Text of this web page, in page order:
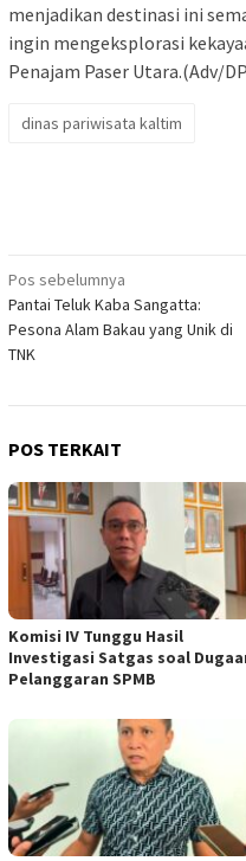
menjadikan destinasi ini
ingin mengeksplorasi
Penajam Paser Utara.(Adv/
dinas pariwisata kaltim
Navigasi
pos
Pos sebelumnya
Pantai Teluk Kaba Sangatta:
Pesona Alam Bakau yang Unik di
TNK
POS TERKAIT
Komisi IV Tunggu Hasil
Investigasi Satgas soal
Pelanggaran SPMB